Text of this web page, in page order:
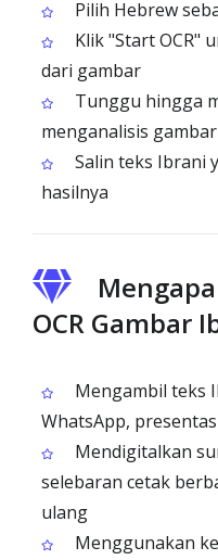
Pilih Hebrew
Klik "Start OCR"
dari gambar
Tunggu hingga
menganalisis gambar
Salin teks Ibrani
hasilnya
OCR Gambar
Mengambil teks
WhatsApp,
Mendigitalkan
selebaran cetak
ulang
Menggunakan